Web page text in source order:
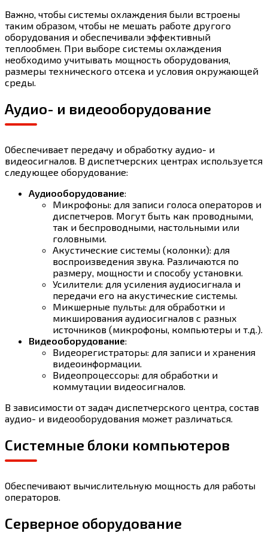
Важно, чтобы системы охлаждения были встроены
таким образом, чтобы не мешать работе другого
оборудования и обеспечивали эффективный
теплообмен. При выборе системы охлаждения
необходимо учитывать мощность оборудования,
размеры технического отсека и условия окружающей
среды.
Аудио- и видеооборудование
Обеспечивает передачу и обработку аудио- и
видеосигналов. В диспетчерских центрах используется
следующее оборудование:
Аудиооборудование:
Микрофоны: для записи голоса операторов и
диспетчеров. Могут быть как проводными,
так и беспроводными, настольными или
головными.
Акустические системы (колонки): для
воспроизведения звука. Различаются по
размеру, мощности и способу установки.
Усилители: для усиления аудиосигнала и
передачи его на акустические системы.
Микшерные пульты: для обработки и
микширования аудиосигналов с разных
источников (микрофоны, компьютеры и т.д.).
Видеооборудование:
Видеорегистраторы: для записи и хранения
видеоинформации.
Видеопроцессоры: для обработки и
коммутации видеосигналов.
В зависимости от задач диспетчерского центра, состав
аудио- и видеооборудования может различаться.
Системные блоки компьютеров
Обеспечивают вычислительную мощность для работы
операторов.
Серверное оборудование